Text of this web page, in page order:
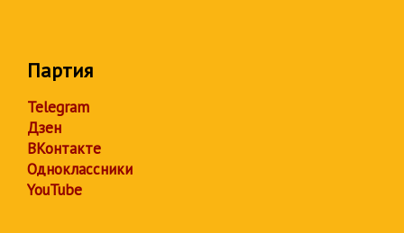
Партия
Telegram
Дзен
ВКонтакте
Одноклассники
YouTube